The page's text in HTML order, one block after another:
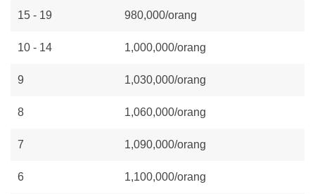
15 - 19 980,000/orang
10 - 14 1,000,000/orang
9 1,030,000/orang
8 1,060,000/orang
7 1,090,000/orang
6 1,100,000/orang